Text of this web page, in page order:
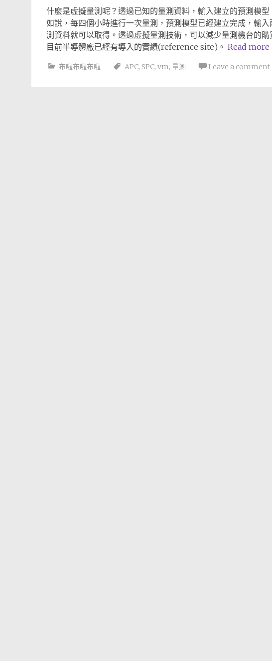
什麼是虛擬量測呢？透過已知的量測資料，輸入建立的預測模
如說，每四個小時進行一次量測，預測模型已經建立完成，輸
測資料就可以取得。透過虛擬量測技術，可以減少量測機台的
目前半導體廠已經有導入的實績(reference site)。 Read more
布啦布啦布啦 APC, SPC, vm, 量測 Leave a comment